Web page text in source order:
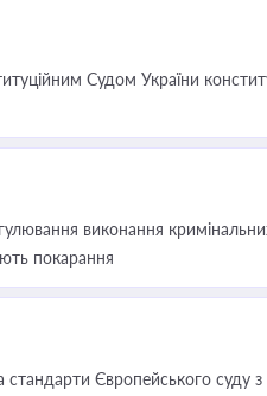
Судом України
виконання
покарання
стандарти Європейського суду